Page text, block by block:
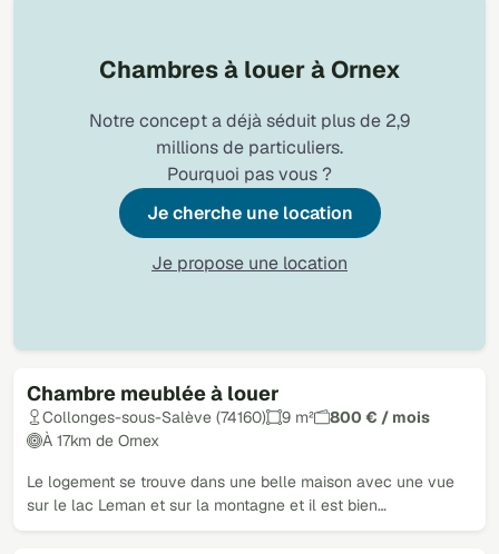
Chambre meublée à louer
Loué
Collonges-sous-Salève (74160) 9 m²
800 € / mois
À 17km de Ornex
Le logement se trouve dans une belle maison avec une vue
sur le lac Leman et sur la montagne et il est bien…
Chambres à louer à Ornex
Notre concept a déjà séduit plus de 2,9
millions de particuliers.
Pourquoi pas vous ?
Je cherche une location
Je propose une location